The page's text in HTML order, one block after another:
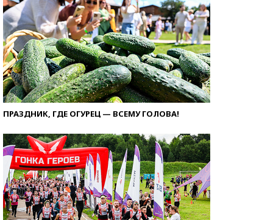
ПРАЗДНИК, ГДЕ ОГУРЕЦ — ВСЕМУ ГОЛОВА!